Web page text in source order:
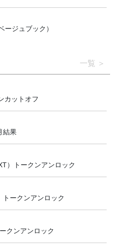
ージュブック）
一覧
カットオフ
結果
）トークンアンロック
ークンアンロック
クンアンロック